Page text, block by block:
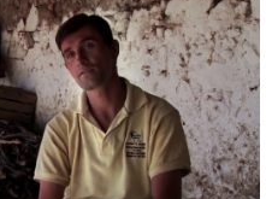
CORTESÍA DIRECTOR